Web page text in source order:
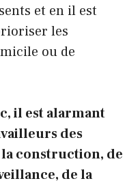
et en il est
les
ou de
il est alarmant
des
la construction, de
de la